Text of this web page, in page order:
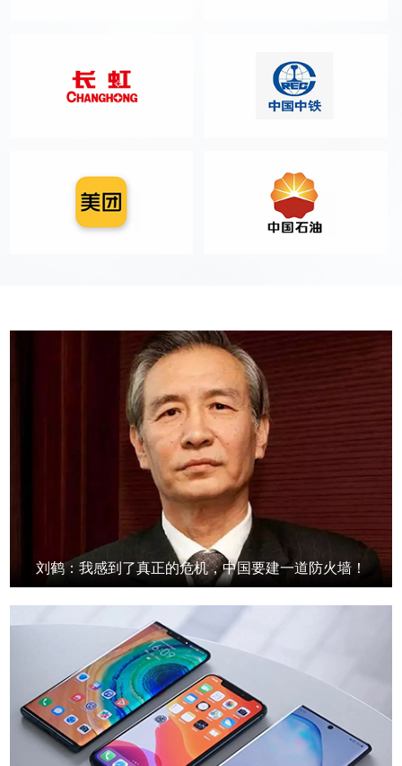
刘鹤：我感到了真正的危机，中国要建一道防火墙！